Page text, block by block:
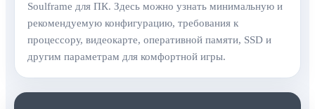
Soulframe для ПК. Здесь можно узнать минимальную и
рекомендуемую конфигурацию, требования к
процессору, видеокарте, оперативной памяти, SSD и
другим параметрам для комфортной игры.